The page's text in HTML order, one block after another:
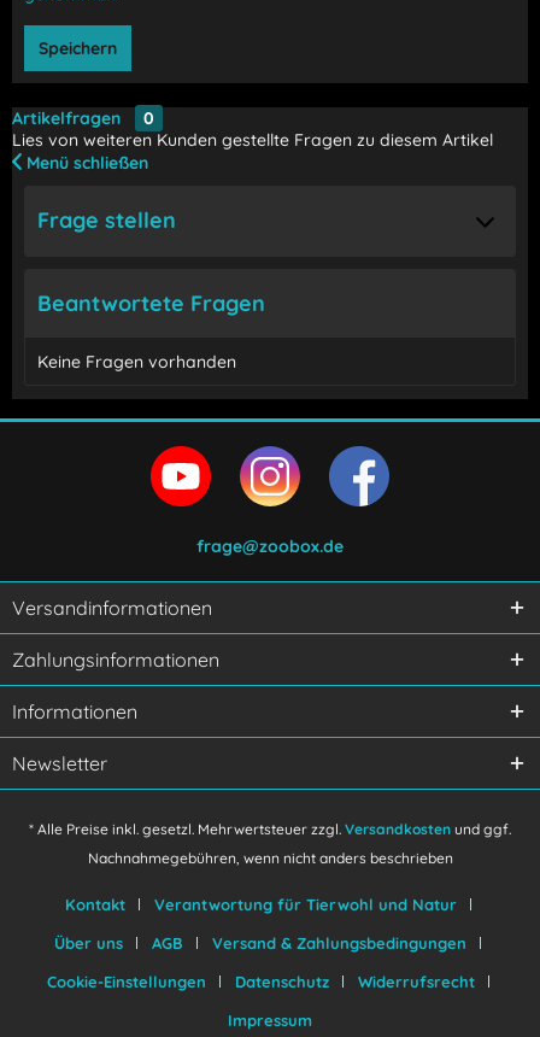
Speichern
Artikelfragen
0
Lies von weiteren Kunden gestellte Fragen zu diesem Artikel
Menü schließen
Frage stellen
Ich habe die
verstanden und stimme zu.
Mit * gekennzeichnete Felder sind Pflichtfelder.
Senden
Beantwortete Fragen
Keine Fragen vorhanden
frage@zoobox.de
Versandinformationen
Zahlungsinformationen
Informationen
Newsletter
* Alle Preise inkl. gesetzl. Mehrwertsteuer zzgl. Versandkosten und ggf.
Nachnahmegebühren, wenn nicht anders beschrieben
Kontakt
Verantwortung für Tierwohl und Natur
Über uns
AGB
Versand & Zahlungsbedingungen
Cookie-Einstellungen
Datenschutz
Widerrufsrecht
Impressum